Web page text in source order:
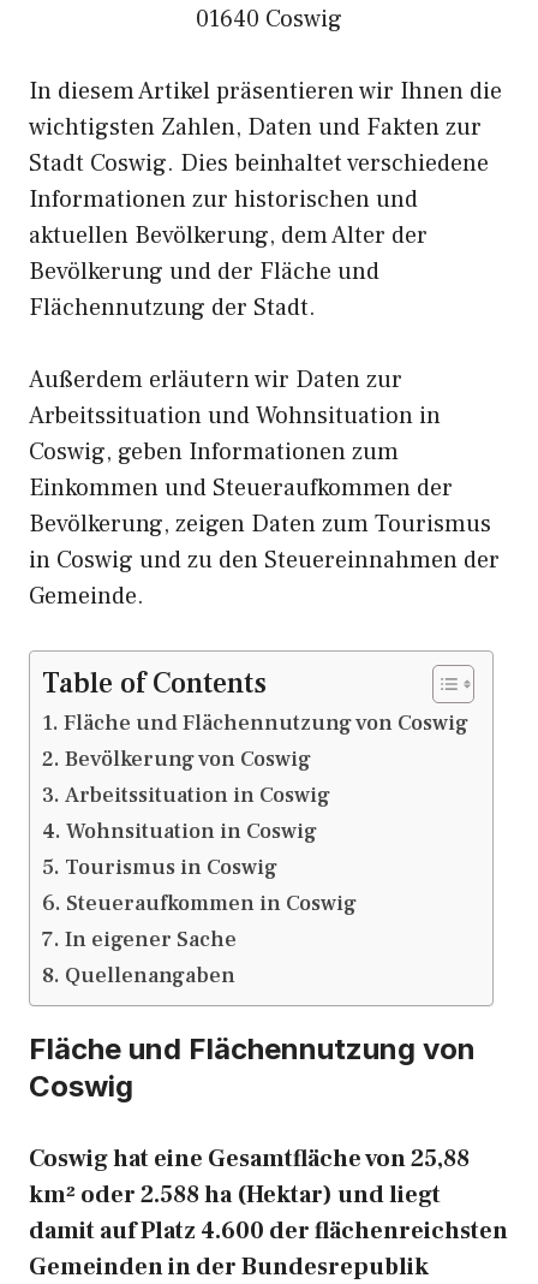
01640 Coswig
In diesem Artikel präsentieren wir Ihnen die
wichtigsten Zahlen, Daten und Fakten zur
Stadt Coswig. Dies beinhaltet verschiedene
Informationen zur historischen und
aktuellen Bevölkerung, dem Alter der
Bevölkerung und der Fläche und
Flächennutzung der Stadt.
Außerdem erläutern wir Daten zur
Arbeitssituation und Wohnsituation in
Coswig, geben Informationen zum
Einkommen und Steueraufkommen der
Bevölkerung, zeigen Daten zum Tourismus
in Coswig und zu den Steuereinnahmen der
Gemeinde.
Table of Contents
Fläche und Flächennutzung von Coswig
Bevölkerung von Coswig
Arbeitssituation in Coswig
Wohnsituation in Coswig
Tourismus in Coswig
Steueraufkommen in Coswig
In eigener Sache
Quellenangaben
Fläche und Flächennutzung von
Coswig
Coswig hat eine Gesamtfläche von 25,88
km² oder 2.588 ha (Hektar) und liegt
damit auf Platz 4.600 der flächenreichsten
Gemeinden in der Bundesrepublik